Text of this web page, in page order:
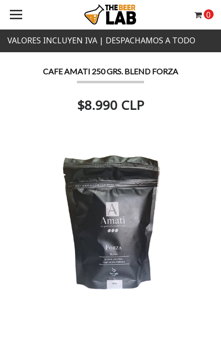
VALORES INCLUYEN IVA | DESPACHAMOS A TODO
0
CAFE AMATI 250 GRS. BLEND FORZA
$8.990 CLP